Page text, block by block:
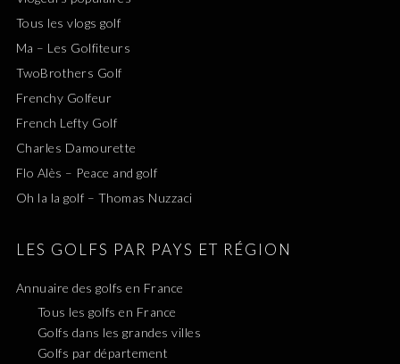
Tous les vlogs golf
Ma – Les Golfiteurs
TwoBrothers Golf
Frenchy Golfeur
French Lefty Golf
Charles Damourette
Flo Alès – Peace and golf
Oh la la golf – Thomas Nuzzaci
LES GOLFS PAR PAYS ET RÉGION
Annuaire des golfs en France
Tous les golfs en France
Golfs dans les grandes villes
Golfs par département